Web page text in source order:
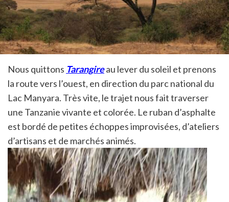
Nous quittons Tarangireau lever du soleil et prenons
la route vers l’ouest, en direction du parc national du
Lac Manyara. Très vite, le trajet nous fait traverser
une Tanzanie vivante et colorée. Le ruban d’asphalte
est bordé de petites échoppes improvisées, d’ateliers
d’artisans et de marchés animés.